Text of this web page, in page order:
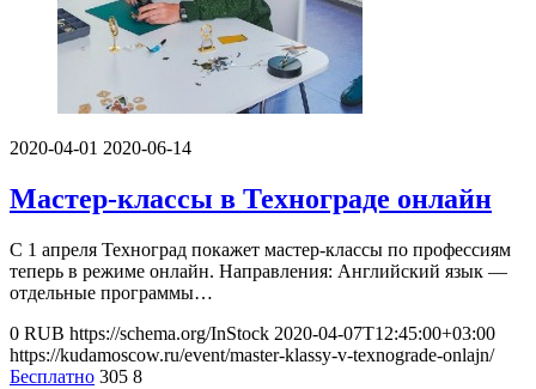
2020-04-01 2020-06-14
Мастер-классы в Технограде онлайн
С 1 апреля Техноград покажет мастер-классы по профессиям
теперь в режиме онлайн. Направления: Английский язык —
отдельные программы…
0 RUB https://schema.org/InStock 2020-04-07T12:45:00+03:00
https://kudamoscow.ru/event/master-klassy-v-texnograde-onlajn/
Бесплатно 305 8